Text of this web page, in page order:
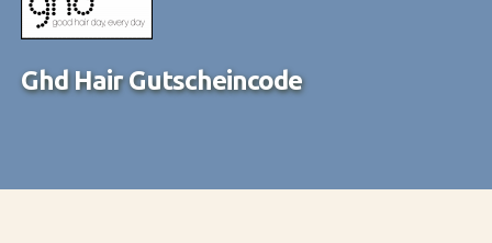
Ghd Hair Gutscheincode